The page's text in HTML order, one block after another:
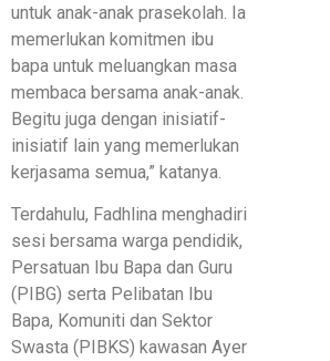
untuk anak-anak prasekolah. Ia
memerlukan komitmen ibu
bapa untuk meluangkan masa
membaca bersama anak-anak.
Begitu juga dengan inisiatif-
inisiatif lain yang memerlukan
kerjasama semua,” katanya.
Terdahulu, Fadhlina menghadiri
sesi bersama warga pendidik,
Persatuan Ibu Bapa dan Guru
(PIBG) serta Pelibatan Ibu
Bapa, Komuniti dan Sektor
Swasta (PIBKS) kawasan Ayer